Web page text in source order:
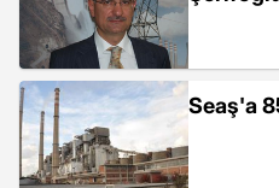
Seaş'a